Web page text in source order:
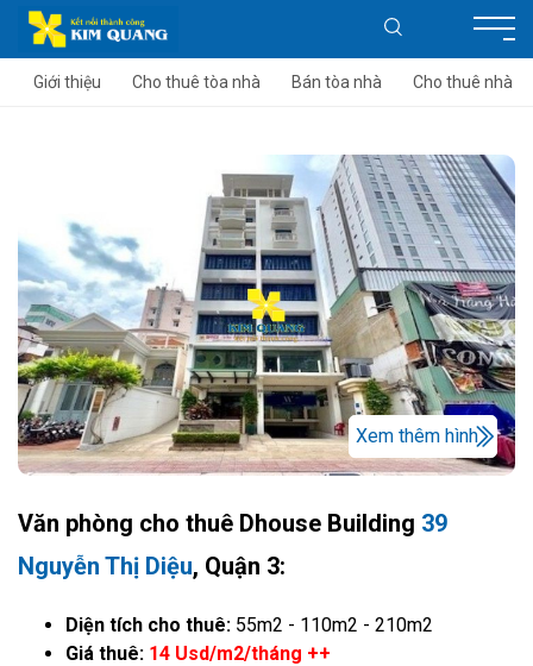
Giới thiệu Cho thuê tòa nhà Bán tòa nhà Cho thuê nhà
Xem thêm hình
Văn phòng cho thuê Dhouse Building 39
Nguyễn Thị Diệu, Quận 3:
Diện tích cho thuê: 55m2 - 110m2 - 210m2
Giá thuê: 14 Usd/m2/tháng ++